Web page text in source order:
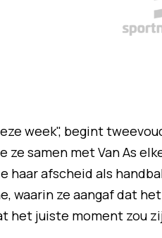
week", begint
ze samen met Van As
haar afscheid als
waarin ze aangaf dat
het juiste moment zou